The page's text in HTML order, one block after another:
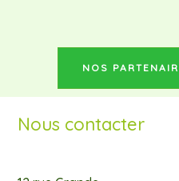
NOS
Nous contacter